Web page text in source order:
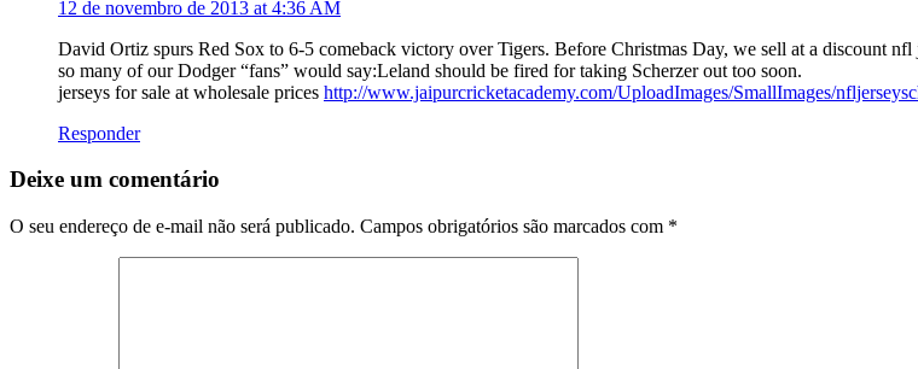
12 de novembro de 2013 at 4:36 AM
David Ortiz spurs Red Sox to 6-5 comeback victory over Tigers. Before Christmas Day, we sell at a discount
so many of our Dodger “fans” would say:Leland should be fired for taking Scherzer out too soon.
jerseys for sale at wholesale prices http://www.jaipurcricketacademy.com/UploadImages/SmallImages/
Responder
Deixe um comentário
O seu endereço de e-mail não será publicado. Campos obrigatórios são marcados com *